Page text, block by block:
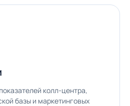
колл-центра,
базы и маркетинговых